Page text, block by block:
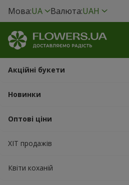
Мова:UA Валюта:UAH
Акційні букети
Новинки
Оптові ціни
ХІТ продажів
Квіти коханій